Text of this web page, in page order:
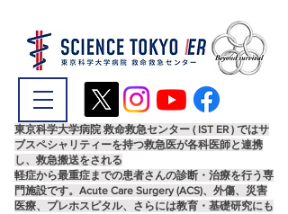
東京科学大学病院 救命救急センター ( IST ER ) ではサ
ブスペシャリティーを持つ救急医が各科医師と連携
し、救急搬送をされる
軽症から最重症までの患者さんの診断・治療を行う専
門施設です。Acute Care Surgery (ACS)、外傷、災害
医療、プレホスピタル、さらには教育・基礎研究にも